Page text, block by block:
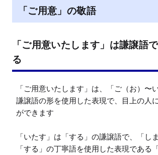
「ご用意」の敬語
「ご用意いたします」は謙譲語
る
「ご用意いたします」は、「ご（お）〜
謙譲語の形を使用した表現で、目上の人
ができます
「いたす」は「する」の謙譲語で、「し
「する」の丁寧語を使用した表現である